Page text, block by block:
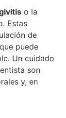
o la
Estas
de
puede
Un cuidado
son
y, en